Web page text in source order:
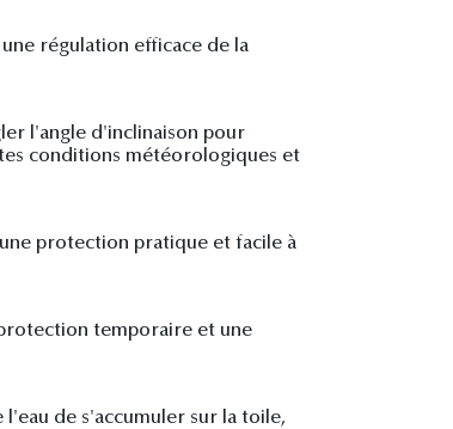
régulation efficace de la
l'angle d'inclinaison pour
conditions météorologiques et
protection pratique et facile à
temporaire et une
de s'accumuler sur la toile,